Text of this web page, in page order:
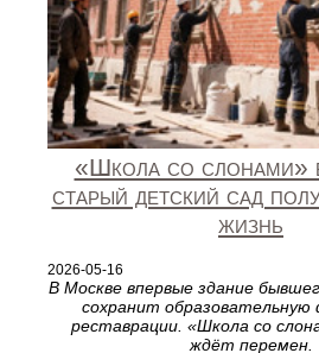
«Школа со слонами»
старый детский сад
жизнь
2026-05-16
В Москве впервые здание
сохранит образовательную
реставрации. «Школа со
ждёт перемен.